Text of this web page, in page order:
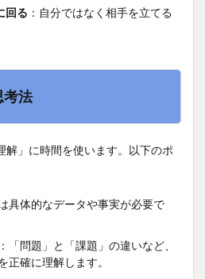
回る ：自分ではなく相手を立てる
考法
解」に時間を使います。以下のポ
具体的なデータや事実が必要で
：「問題」と「課題」の違いなど、
正確に理解します。